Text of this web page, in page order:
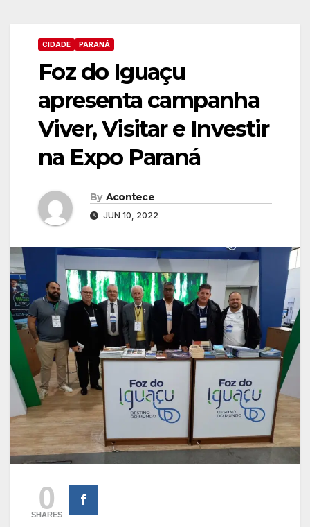
CIDADE PARANÁ
Foz do Iguaçu
apresenta campanha
Viver, Visitar e Investir
na Expo Paraná
By Acontece
JUN 10, 2022
0
SHARES